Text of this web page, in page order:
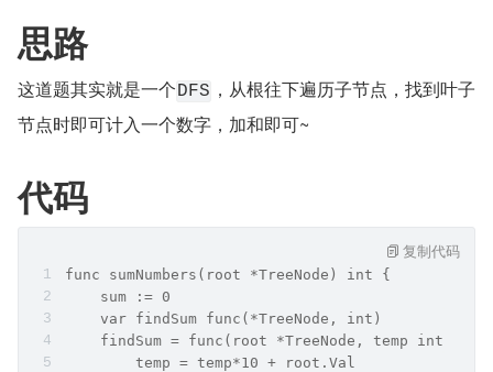
思路
这道题其实就是一个 DFS ，从根往下遍历子节点，找到叶子
节点时即可计入一个数字，加和即可~
代码
func sumNumbers(root *TreeNode) int {
    sum := 0
    var findSum func(*TreeNode, int)
    findSum = func(root *TreeNode, temp int) {
        temp = temp*10 + root.Val
复制代码